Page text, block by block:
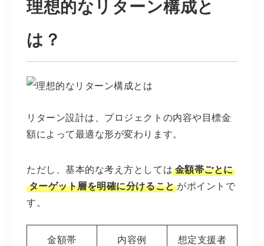
理想的なリターン構成と
は？
リターン設計は、プロジェクトの内容や目標金
額によって最適な形が変わります。
ただし、基本的な考え方としては金額帯ごとに
ターゲット層を明確に分けること がポイントで
す。
金額帯 内容例 想定支援者